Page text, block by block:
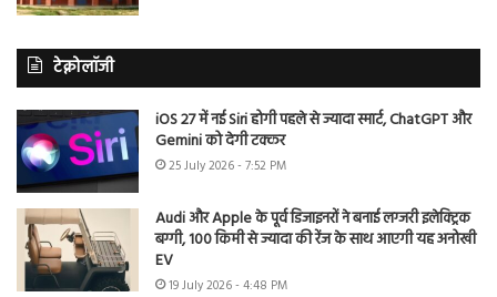
टेक्नोलॉजी
iOS 27 में नई Siri होगी पहले से ज्यादा स्मार्ट, ChatGPT और
Gemini को देगी टक्कर
25 July 2026 - 7:52 PM
Audi और Apple के पूर्व डिजाइनरों ने बनाई लग्जरी इलेक्ट्रिक
बग्गी, 100 किमी से ज्यादा की रेंज के साथ आएगी यह अनोखी
EV
19 July 2026 - 4:48 PM